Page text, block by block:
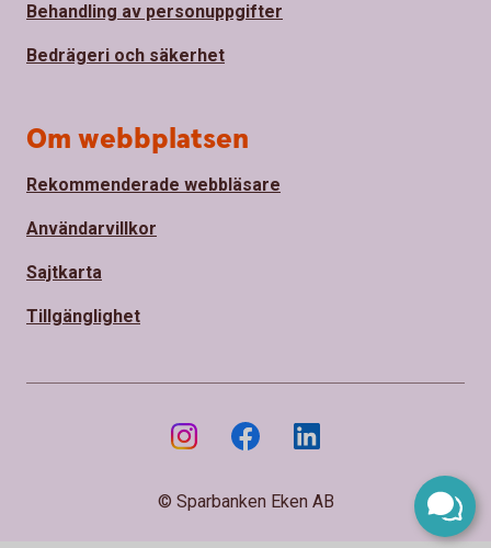
Behandling av personuppgifter
Bedrägeri och säkerhet
Om webbplatsen
Rekommenderade webbläsare
Användarvillkor
Sajtkarta
Tillgänglighet
© Sparbanken Eken AB